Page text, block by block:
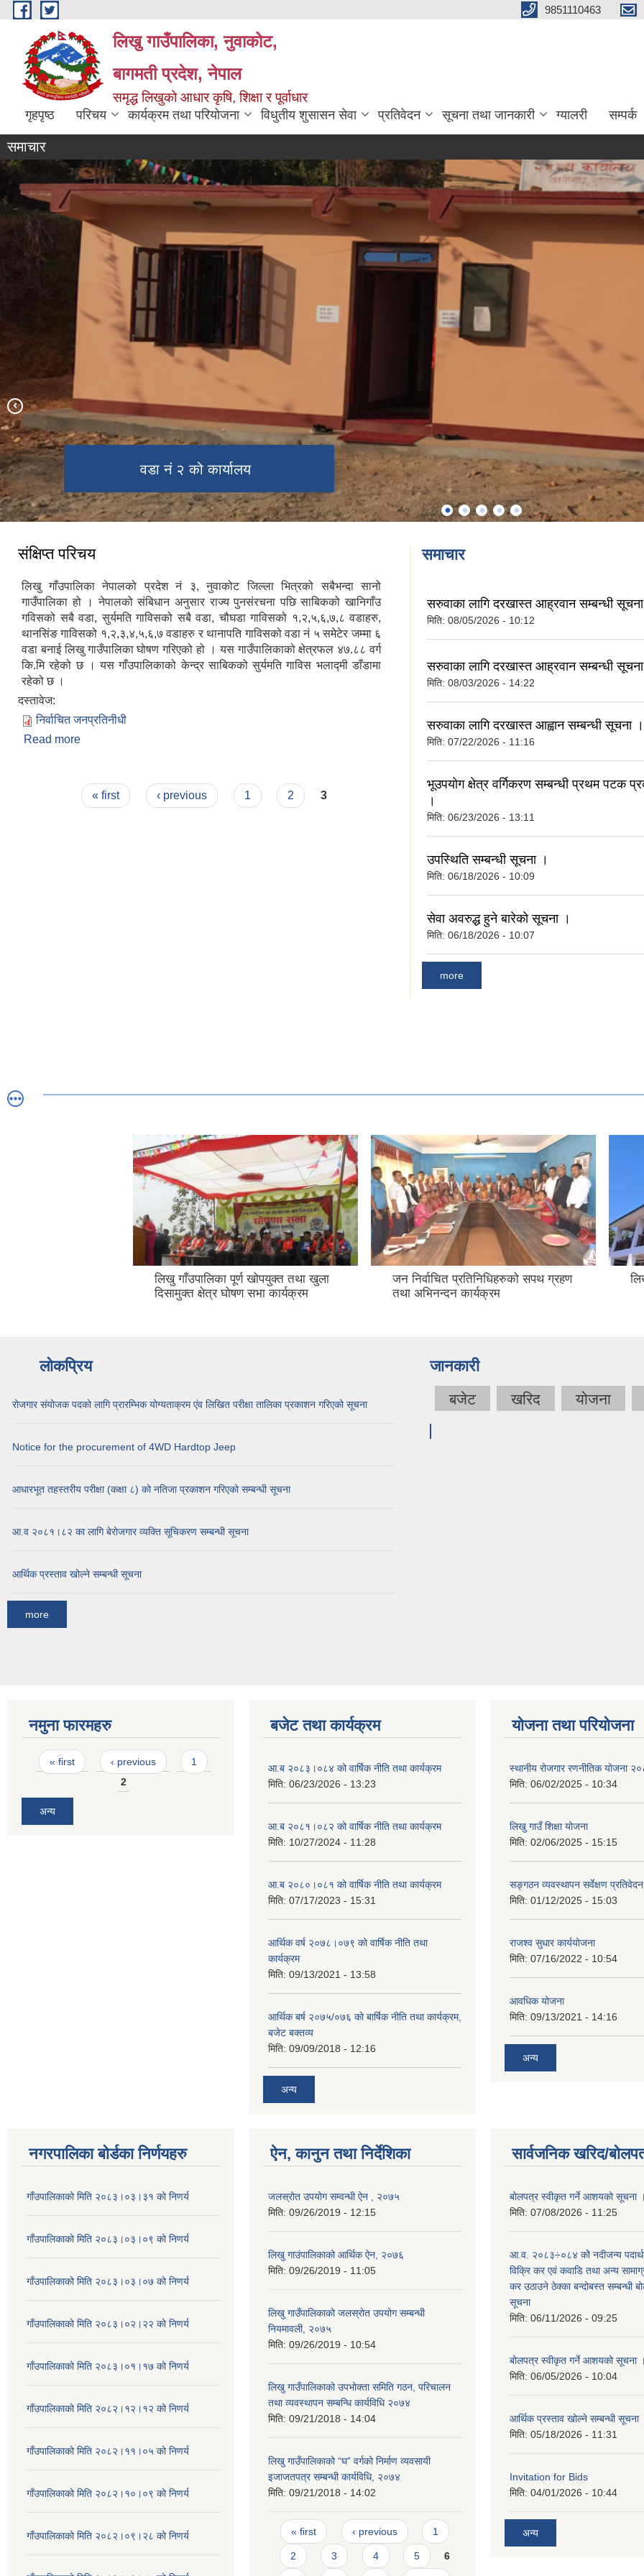
Skip to main content 9851110463
लिखु गाउँपालिका, नुवाकोट,
बागमती प्रदेश, नेपाल
समृद्ध लिखुको आधार कृषि, शिक्षा र पूर्वाधार
गृहपृष्ठ परिचय कार्यक्रम तथा परियोजना विधुतीय शुसासन सेवा प्रतिवेदन सूचना तथा जानकारी ग्यालरी सम्पर्क
समाचार
वडा नं २ को कार्यालय
वडा नं ४ को कार्यालय
प्रधानमन्त्री रोजगार कार्यक्रम अन्तर्गतको
योजनामा काम हुँदै
समुह सदस्यको अनुशिक्षण कार्यकंम
ग्रामिण आँखा क्लिनिक उदघाटन कार्यकंम
संक्षिप्त परिचय
लिखु गाँउपालिका नेपालको प्रदेश नं ३, नुवाकोट जिल्ला भित्रको सबैभन्दा सानो
गाउँपालिका हो । नेपालको संबिधान अनुसार राज्य पुनसंरचना पछि साबिकको खानिगाँउ
गविसको सबै वडा, सुर्यमति गाविसको सबै वडा, चौघडा गाविसको १,२,५,६,७,८ वडाहरु,
थानसिंङ गाविसको १,२,३,४,५,६,७ वडाहरु र थानापति गाविसको वडा नं ५ समेटेर जम्मा ६
वडा बनाई लिखु गाउँपालिका घोषण गरिएको हो । यस गाउँपालिकाको क्षेत्रफल ४७.८८ वर्ग
कि.मि रहेको छ । यस गाँउपालिकाको केन्द्र साबिकको सुर्यमति गाविस भलाद्मी डाँडामा
रहेको छ ।
दस्तावेज:
निर्वाचित जनप्रतिनीधी
Read more
« first ‹ previous 1 2 3
समाचार
सरुवाका लागि दरखास्त आह्रवान सम्बन्धी
मिति: 08/05/2026 - 10:12
सरुवाका लागि दरखास्त आह्रवान सम्बन्धी
मिति: 08/03/2026 - 14:22
सरुवाका लागि दरखास्त आह्वान सम्बन्धी सूचना ।
मिति: 07/22/2026 - 11:16
भूउपयोग क्षेत्र वर्गिकरण सम्बन्धी प्रथम पटक
।
मिति: 06/23/2026 - 13:11
उपस्थिति सम्बन्धी सूचना ।
मिति: 06/18/2026 - 10:09
सेवा अवरुद्ध हुने बारेको सूचना ।
मिति: 06/18/2026 - 10:07
more
लिखु गाँउपालिका पूर्ण खोपयुक्त तथा खुला
दिसामुक्त क्षेत्र घोषण सभा कार्यक्रम
जन निर्वाचित प्रतिनिधिहरुको सपथ ग्रहण
तथा अभिनन्दन कार्यक्रम
लोकप्रिय
रोजगार संयोजक पदको लागि प्रारम्भिक योग्यताक्रम एंव लिखित परीक्षा तालिका प्रकाशन गरिएको सूचना
Notice for the procurement of 4WD Hardtop Jeep
आधारभूत तहस्तरीय परीक्षा (कक्षा ८) को नतिजा प्रकाशन गरिएको सम्बन्धी सूचना
आ.व २०८१।८२ का लागि बेरोजगार व्यक्ति सूचिकरण सम्बन्धी सूचना
आर्थिक प्रस्ताव खोल्ने सम्बन्धी सूचना
more
जानकारी
बजेट खरिद योजना
नमुना फारमहरु
Pages
« first ‹ previous
1
2
अन्य
बजेट तथा कार्यक्रम
आ.ब २०८३।०८४ को वार्षिक नीति तथा कार्यक्रम
मिति: 06/23/2026 - 13:23
आ.ब २०८१।०८२ को वार्षिक नीति तथा कार्यक्रम
मिति: 10/27/2024 - 11:28
आ.ब २०८०।०८१ को वार्षिक नीति तथा कार्यक्रम
मिति: 07/17/2023 - 15:31
आर्थिक वर्ष २०७८।०७९ को वार्षिक नीति तथा
कार्यक्रम
मिति: 09/13/2021 - 13:58
आर्थिक बर्ष २०७५/०७६ को बार्षिक नीति तथा कार्यक्रम,
बजेट बक्तव्य
मिति: 09/09/2018 - 12:16
अन्य
योजना तथा परियोजना
स्थानीय रोजगार रणनीतिक योजना
मिति: 06/02/2025 - 10:34
लिखु गाउँ शिक्षा योजना
मिति: 02/06/2025 - 15:15
सङ्गठन व्यवस्थापन सर्वेक्षण प्रतिवेदन
मिति: 01/12/2025 - 15:03
राजश्व सुधार कार्ययोजना
मिति: 07/16/2022 - 10:54
आवधिक योजना
मिति: 09/13/2021 - 14:16
अन्य
नगरपालिका बोर्डका निर्णयहरु
गाँउपालिकाको मिति २०८३।०३।३१ को निणर्य
गाँउपालिकाको मिति २०८३।०३।०९ को निणर्य
गाँउपालिकाको मिति २०८३।०३।०७ को निणर्य
गाँउपालिकाको मिति २०८३।०२।२२ को निणर्य
गाँउपालिकाको मिति २०८३।०१।१७ को निणर्य
गाँउपालिकाको मिति २०८२।१२।१२ को निणर्य
गाँउपालिकाको मिति २०८२।११।०५ को निणर्य
गाँउपालिकाको मिति २०८२।१०।०९ को निणर्य
गाँउपालिकाको मिति २०८२।०९।२८ को निणर्य
ऐन, कानुन तथा निर्देशिका
जलस्रोत उपयोग सम्वन्धी ऐन , २०७५
मिति: 09/26/2019 - 12:15
लिखु गाउंपालिकाको आर्थिक ऐन, २०७६
मिति: 09/26/2019 - 11:05
लिखु गाउँपालिकाको जलस्रोत उपयोग सम्बन्धी
नियमावली, २०७५
मिति: 09/26/2019 - 10:54
लिखु गाउँपालिकाको उपभोक्ता समिति गठन, परिचालन
तथा व्यवस्थापन सम्बन्धि कार्यविधि २०७४
मिति: 09/21/2018 - 14:04
लिखु गाउँपालिकाको “घ” वर्गको निर्माण व्यवसायी
इजाजतपत्र सम्बन्धी कार्यविधि, २०७४
मिति: 09/21/2018 - 14:02
Pages
« first ‹ previous 1
2 3 4 5 6
सार्वजनिक खरिद/
बोलपत्र स्वीकृत गर्ने आशयको सूचना ।
मिति: 07/08/2026 - 11:25
आ.व. २०८३÷०८४ कोे नदीजन्य
विक्रि कर एवं कवाडि तथा अन्य
कर उठाउने ठेक्का बन्दोबस्त सम्बन्धी
सूचना
मिति: 06/11/2026 - 09:25
बोलपत्र स्वीकृत गर्ने आशयको सूचना ।
मिति: 06/05/2026 - 10:04
आर्थिक प्रस्ताव खोल्ने सम्बन्धी सूचना
मिति: 05/18/2026 - 11:31
Invitation for Bids
मिति: 04/01/2026 - 10:44
अन्य